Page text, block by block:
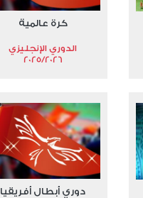
كرة عالمية
الدوري الإنجليزي
2025/2026
دوري أبطال أفريقيا